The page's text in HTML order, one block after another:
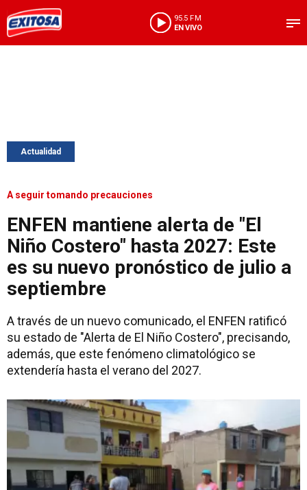
95.5 FM
EN VIVO
Actualidad
A seguir tomando precauciones
ENFEN mantiene alerta de "El
Niño Costero" hasta 2027: Este
es su nuevo pronóstico de julio a
septiembre
A través de un nuevo comunicado, el ENFEN ratificó
su estado de "Alerta de El Niño Costero", precisando,
además, que este fenómeno climatológico se
extendería hasta el verano del 2027.